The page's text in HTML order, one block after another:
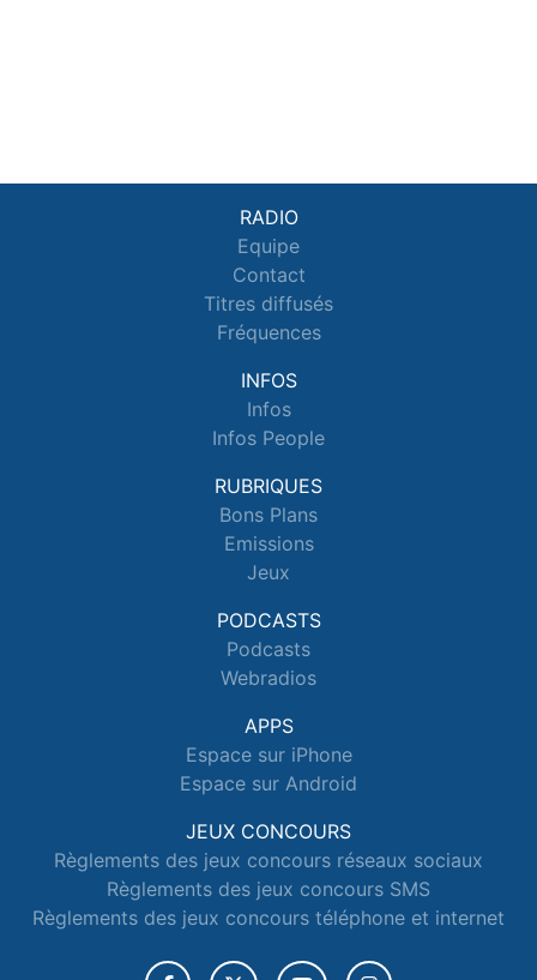
RADIO
Equipe
Contact
Titres diffusés
Fréquences
INFOS
Infos
Infos People
RUBRIQUES
Bons Plans
Emissions
Jeux
PODCASTS
Podcasts
Webradios
APPS
Espace sur iPhone
Espace sur Android
JEUX CONCOURS
Règlements des jeux concours réseaux sociaux
Règlements des jeux concours SMS
Règlements des jeux concours téléphone et internet